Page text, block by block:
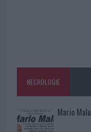
NECROLOGIE
Mario Malu